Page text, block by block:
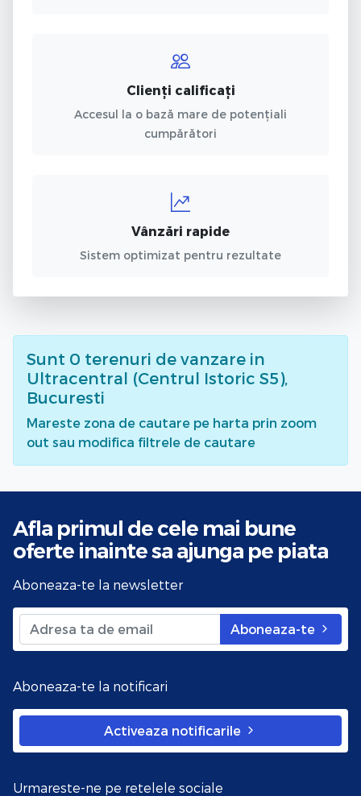
Clienți calificați
Accesul la o bază mare de potențiali
cumpărători
Vânzări rapide
Sistem optimizat pentru rezultate
Sunt 0 terenuri de vanzare in
Ultracentral (Centrul Istoric S5),
Bucuresti
Mareste zona de cautare pe harta prin zoom
out sau modifica filtrele de cautare
Afla primul de cele mai bune
oferte inainte sa ajunga pe piata
Aboneaza-te la newsletter
Aboneaza-te
Aboneaza-te la notificari
Activeaza notificarile
Urmareste-ne pe retelele sociale